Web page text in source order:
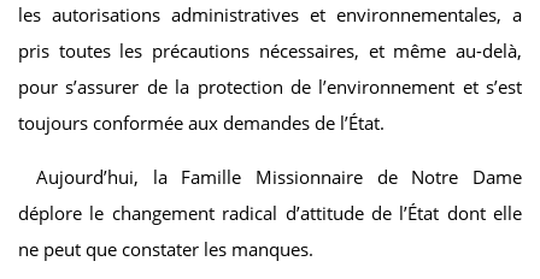
les autorisations administratives et environnementales, a
pris toutes les précautions nécessaires, et même au-delà,
pour s’assurer de la protection de l’environnement et s’est
toujours conformée aux demandes de l’État.
Aujourd’hui, la Famille Missionnaire de Notre Dame
déplore le changement radical d’attitude de l’État dont elle
ne peut que constater les manques.